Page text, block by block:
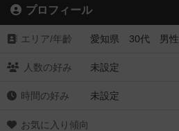
プロフィール
エリア/年齡 愛知県 30代 男性
人数の好み 未設定
時間の好み 未設定
お気に入り傾向